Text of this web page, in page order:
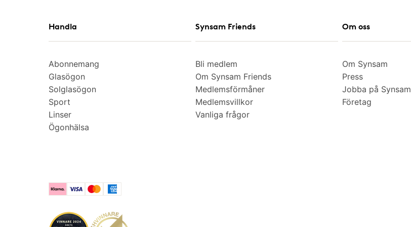
Handla
Abonnemang
Glasögon
Solglasögon
Sport
Linser
Ögonhälsa
Synsam Friends
Bli medlem
Om Synsam Friends
Medlemsförmåner
Medlemsvillkor
Vanliga frågor
Om oss
Om Synsam
Press
Jobba på Synsam
Företag
KlarnaVisa MastercardAmerican Express